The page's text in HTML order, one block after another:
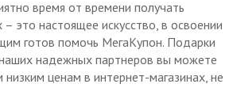
время от времени получать
это настоящее искусство, в освоении
готов помочь МегаКупон. Подарки
надежных партнеров вы можете
ценам в интернет-магазинах, не